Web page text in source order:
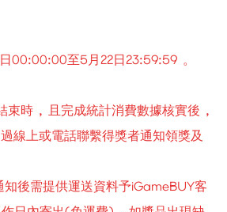
00:00:00至5月22日23:59:59 。
束時 , 且完成統計消費數據核實後 ,
線上或電話聯繫得獎者通知領獎及
後需提供運送資料予iGameBUY客